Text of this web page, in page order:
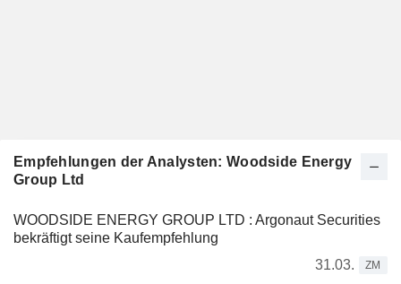
Empfehlungen der Analysten: Woodside Energy
Group Ltd
WOODSIDE ENERGY GROUP LTD : Argonaut Securities
bekräftigt seine Kaufempfehlung
31.03.
ZM